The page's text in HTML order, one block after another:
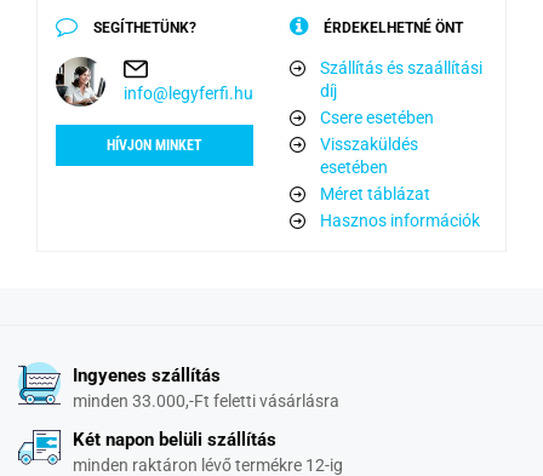
SEGÍTHETÜNK?
info@legyferfi.hu
HÍVJON MINKET
ÉRDEKELHETNÉ ÖNT
Szállítás és szaállítási
díj
Csere esetében
Visszaküldés
esetében
Méret táblázat
Hasznos információk
Ingyenes szállítás
minden 33.000,-Ft feletti vásárlásra
Két napon belüli szállítás
minden raktáron lévő termékre 12-ig